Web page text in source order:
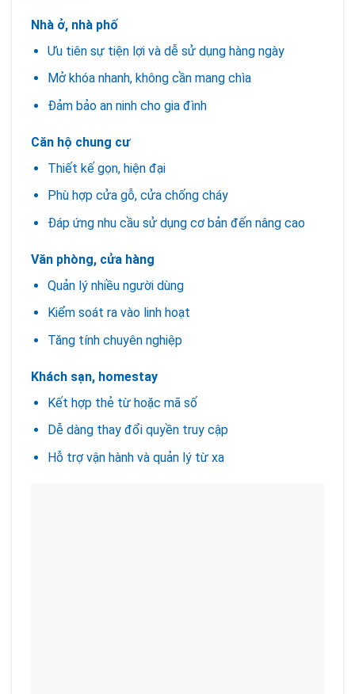
Nhà ở, nhà phố
Ưu tiên sự tiện lợi và dễ sử dụng hàng ngày
Mở khóa nhanh, không cần mang chìa
Đảm bảo an ninh cho gia đình
Căn hộ chung cư
Thiết kế gọn, hiện đại
Phù hợp cửa gỗ, cửa chống cháy
Đáp ứng nhu cầu sử dụng cơ bản đến nâng cao
Văn phòng, cửa hàng
Quản lý nhiều người dùng
Kiểm soát ra vào linh hoạt
Tăng tính chuyên nghiệp
Khách sạn, homestay
Kết hợp thẻ từ hoặc mã số
Dễ dàng thay đổi quyền truy cập
Hỗ trợ vận hành và quản lý từ xa